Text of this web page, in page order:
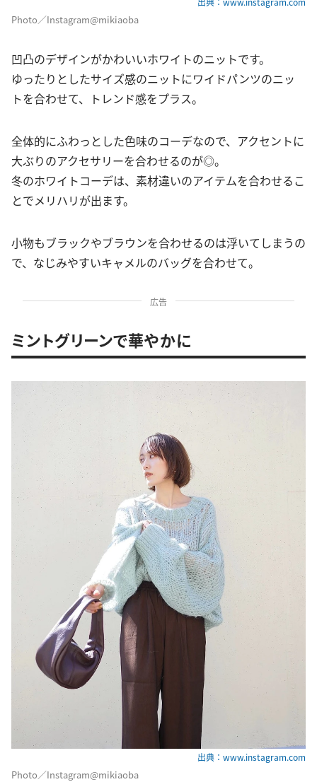
Photo／Instagram@mikiaoba
凹凸のデザインがかわいいホワイトのニットです。
ゆったりとしたサイズ感のニットにワイドパンツのニッ
トを合わせて、トレンド感をプラス。
全体的にふわっとした色味のコーデなので、アクセントに
大ぶりのアクセサリーを合わせるのが◎。
冬のホワイトコーデは、素材違いのアイテムを合わせるこ
とでメリハリが出ます。
小物もブラックやブラウンを合わせるのは浮いてしまうの
で、なじみやすいキャメルのバッグを合わせて。
広告
ミントグリーンで華やかに
出典：www.instagram.com
Photo／Instagram@mikiaoba